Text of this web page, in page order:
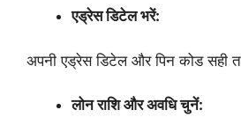
एड्रेस डिटेल भरें:
अपनी एड्रेस डिटेल और पिन कोड सही
लोन राशि और अवधि चुनें: